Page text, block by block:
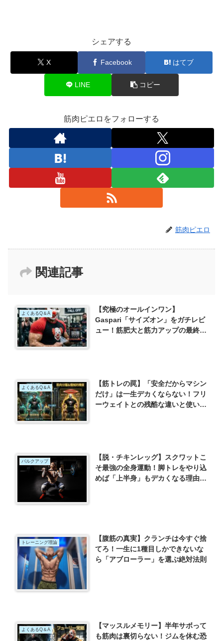
シェアする
X Facebook はてブ
LINE コピー
筋肉ピエロをフォローする
筋肉ピエロ
関連記事
よくあるQ＆A
【究極のオールインワン】
Gaspari「サイズオン」をガチレビ
ュー！筋肥大と筋力アップの最終兵
よくあるQ＆A
【筋トレの罠】「安全だからマシン
だけ」は一生デカくならない！フリ
ーウェイトとの残酷な違いと使い分
バルクアップ
【脱・チキンレッグ】スクワットこ
そ最強の全身運動！脚トレをやり込
めば「上半身」もデカくなる理由と
トレーニング理論
【腹筋の真実】クランチは今すぐ捨
てろ！一生に1種目しかできないな
ら「アブローラー」を選ぶ絶対法則
よくあるQ＆A
【マッスルメモリー】半年サボって
も筋肉は裏切らない！ジムを休む恐